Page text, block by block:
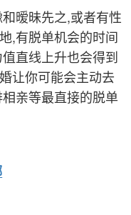
暧昧先之,或者有性
,有脱单机会的时间
直线上升也会得到
让你可能会主动去
亲等最直接的脱单